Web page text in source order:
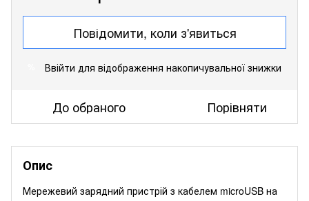
Повідомити, коли з'явиться
Ввійти для відображення накопичувальної знижки
До обраного Порівняти
Опис
Мережевий зарядний пристрій з кабелем microUSB на